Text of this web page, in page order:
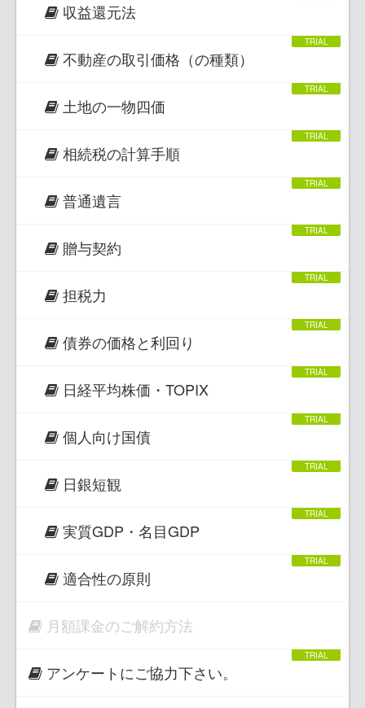
収益還元法
不動産の取引価格（の種類）
土地の一物四価
相続税の計算手順
普通遺言
贈与契約
担税力
債券の価格と利回り
日経平均株価・TOPIX
個人向け国債
日銀短観
実質GDP・名目GDP
適合性の原則
月額課金のご解約方法
アンケートにご協力下さい。